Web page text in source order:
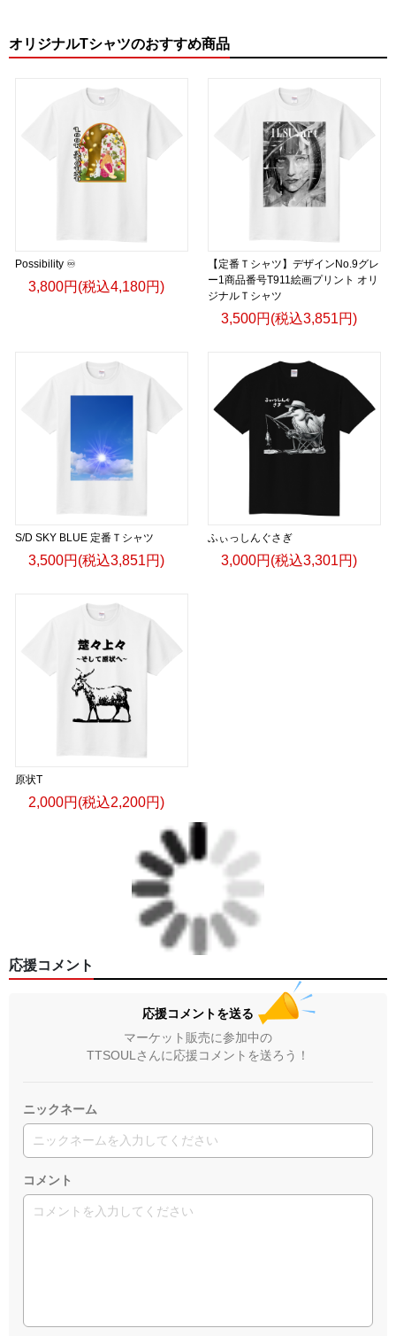
オリジナルTシャツのおすすめ商品
Possibility ♾
3,800円(税込4,180円)
【定番Ｔシャツ】デザインNo.9グレ
ー1商品番号T911絵画プリント オリ
ジナルＴシャツ
3,500円(税込3,851円)
S/D SKY BLUE 定番Ｔシャツ
3,500円(税込3,851円)
ふぃっしんぐさぎ
3,000円(税込3,301円)
原状T
2,000円(税込2,200円)
応援コメント
応援コメントを送る
マーケット販売に参加中の
TTSOULさんに応援コメントを送ろう！
ニックネーム
コメント